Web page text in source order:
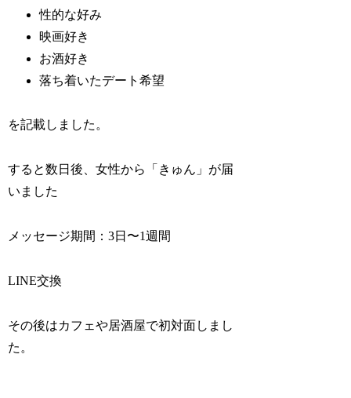
性的な好み
映画好き
お酒好き
落ち着いたデート希望
を記載しました。
すると数日後、女性から「きゅん」が届
いました
メッセージ期間：3日〜1週間
LINE交換
その後はカフェや居酒屋で初対面しまし
た。